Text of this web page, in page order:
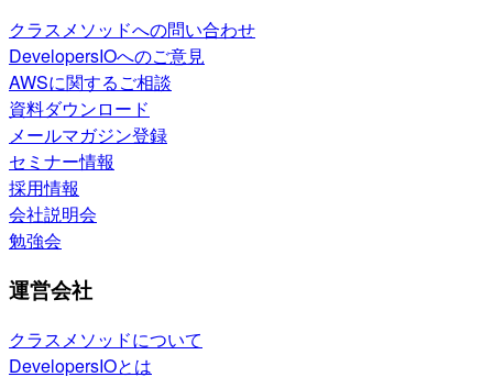
クラスメソッドへの問い合わせ
DevelopersIOへのご意見
AWSに関するご相談
資料ダウンロード
メールマガジン登録
セミナー情報
採用情報
会社説明会
勉強会
運営会社
クラスメソッドについて
DevelopersIOとは